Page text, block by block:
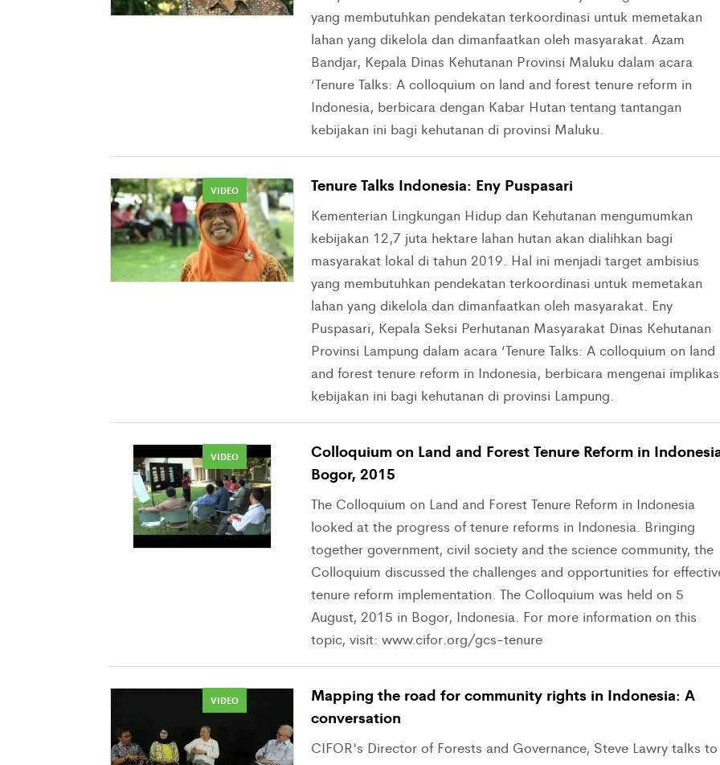
yang membutuhkan pendekatan terkoordinasi untuk memetakan
lahan yang dikelola dan dimanfaatkan oleh masyarakat. Azam
Bandjar, Kepala Dinas Kehutanan Provinsi Maluku dalam acara
‘Tenure Talks: A colloquium on land and forest tenure reform in
Indonesia, berbicara dengan Kabar Hutan tentang tantangan
kebijakan ini bagi kehutanan di provinsi Maluku.
VIDEO Tenure Talks Indonesia: Eny Puspasari
Kementerian Lingkungan Hidup dan Kehutanan mengumumkan
kebijakan 12,7 juta hektare lahan hutan akan dialihkan bagi
masyarakat lokal di tahun 2019. Hal ini menjadi target ambisius
yang membutuhkan pendekatan terkoordinasi untuk memetakan
lahan yang dikelola dan dimanfaatkan oleh masyarakat. Eny
Puspasari, Kepala Seksi Perhutanan Masyarakat Dinas Kehutanan
Provinsi Lampung dalam acara ‘Tenure Talks: A colloquium on land
and forest tenure reform in Indonesia, berbicara mengenai
kebijakan ini bagi kehutanan di provinsi Lampung.
VIDEO
Colloquium on Land and Forest Tenure Reform in
Bogor, 2015
The Colloquium on Land and Forest Tenure Reform in Indonesia
looked at the progress of tenure reforms in Indonesia. Bringing
together government, civil society and the science community, the
Colloquium discussed the challenges and opportunities for
tenure reform implementation. The Colloquium was held on 5
August, 2015 in Bogor, Indonesia. For more information on this
topic, visit: www.cifor.org/gcs-tenure
VIDEO
Mapping the road for community rights in Indonesia: A
conversation
CIFOR's Director of Forests and Governance, Steve Lawry talks to